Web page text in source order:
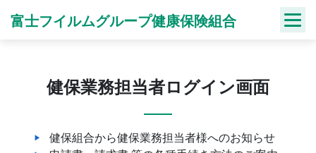
富士フイルムグループ健康保険組合
健保業務担当者ログイン画面
健保組合から健保業務担当者様へのお知らせ